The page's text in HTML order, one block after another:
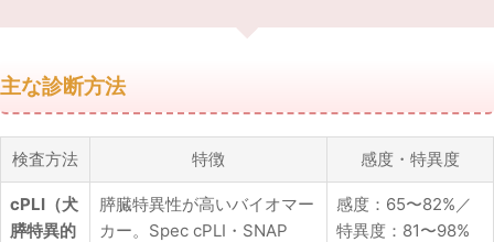
主な診断方法
検査方法 特徴 感度・特異度
cPLI（犬
膵特異的
膵臓特異性が高いバイオマー
カー。Spec cPLI・SNAP
感度：65〜82%／
特異度：81〜98%